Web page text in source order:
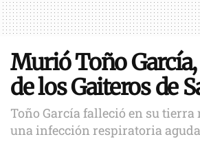
Murió Toño
de los Gaiteros de
Toño García falleció en su tierra
una infección respiratoria